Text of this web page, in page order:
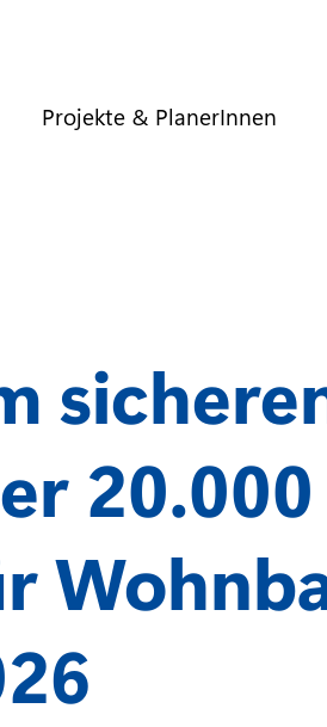
Projekte & PlanerInnen